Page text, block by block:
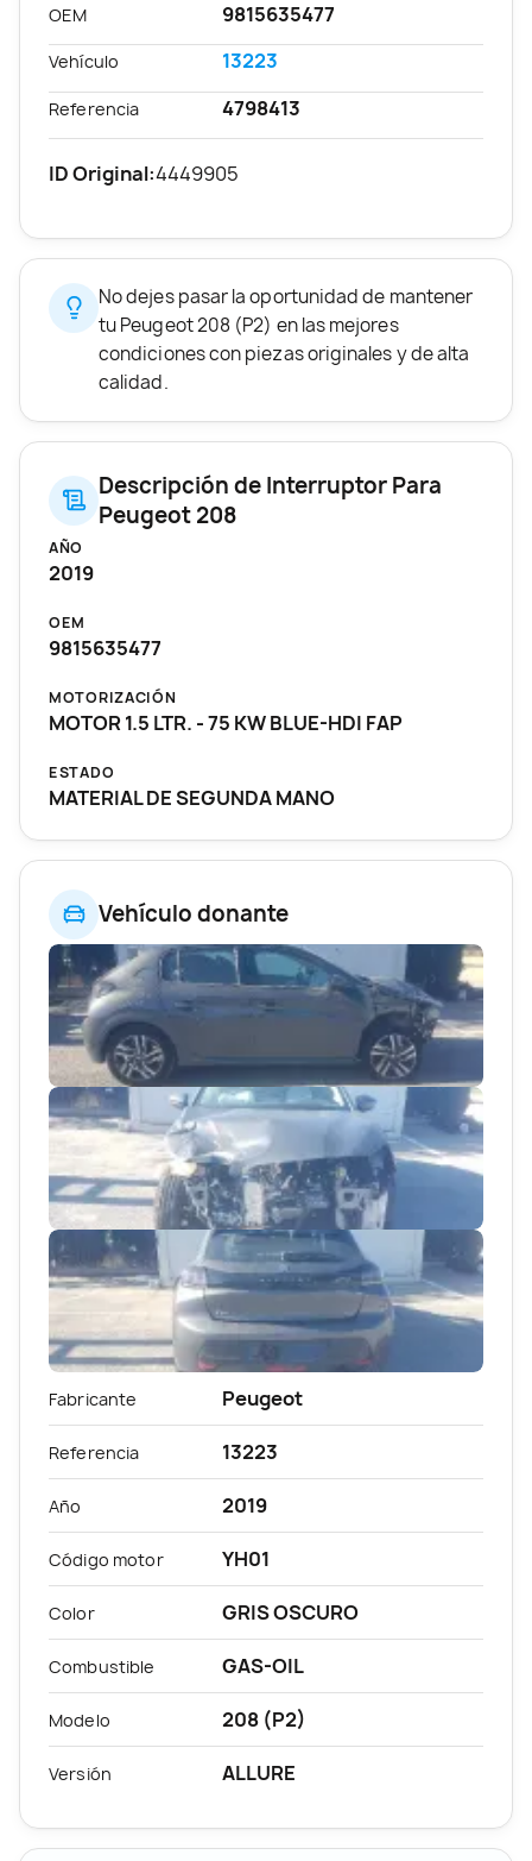
Vehículo donante
Fabricante Peugeot
Referencia 13223
Año 2019
Código motor YH01
Color GRIS OSCURO
Combustible GAS-OIL
Modelo 208 (P2)
Versión ALLURE
OEM 9815635477
Vehículo 13223
Referencia 4798413
ID Original:4449905
No dejes pasar la oportunidad de mantener
tu Peugeot 208 (P2) en las mejores
condiciones con piezas originales y de alta
calidad.
Descripción de Interruptor Para
Peugeot 208
AÑO
2019
OEM
9815635477
MOTORIZACIÓN
MOTOR 1.5 LTR. - 75 KW BLUE-HDI FAP
ESTADO
MATERIAL DE SEGUNDA MANO